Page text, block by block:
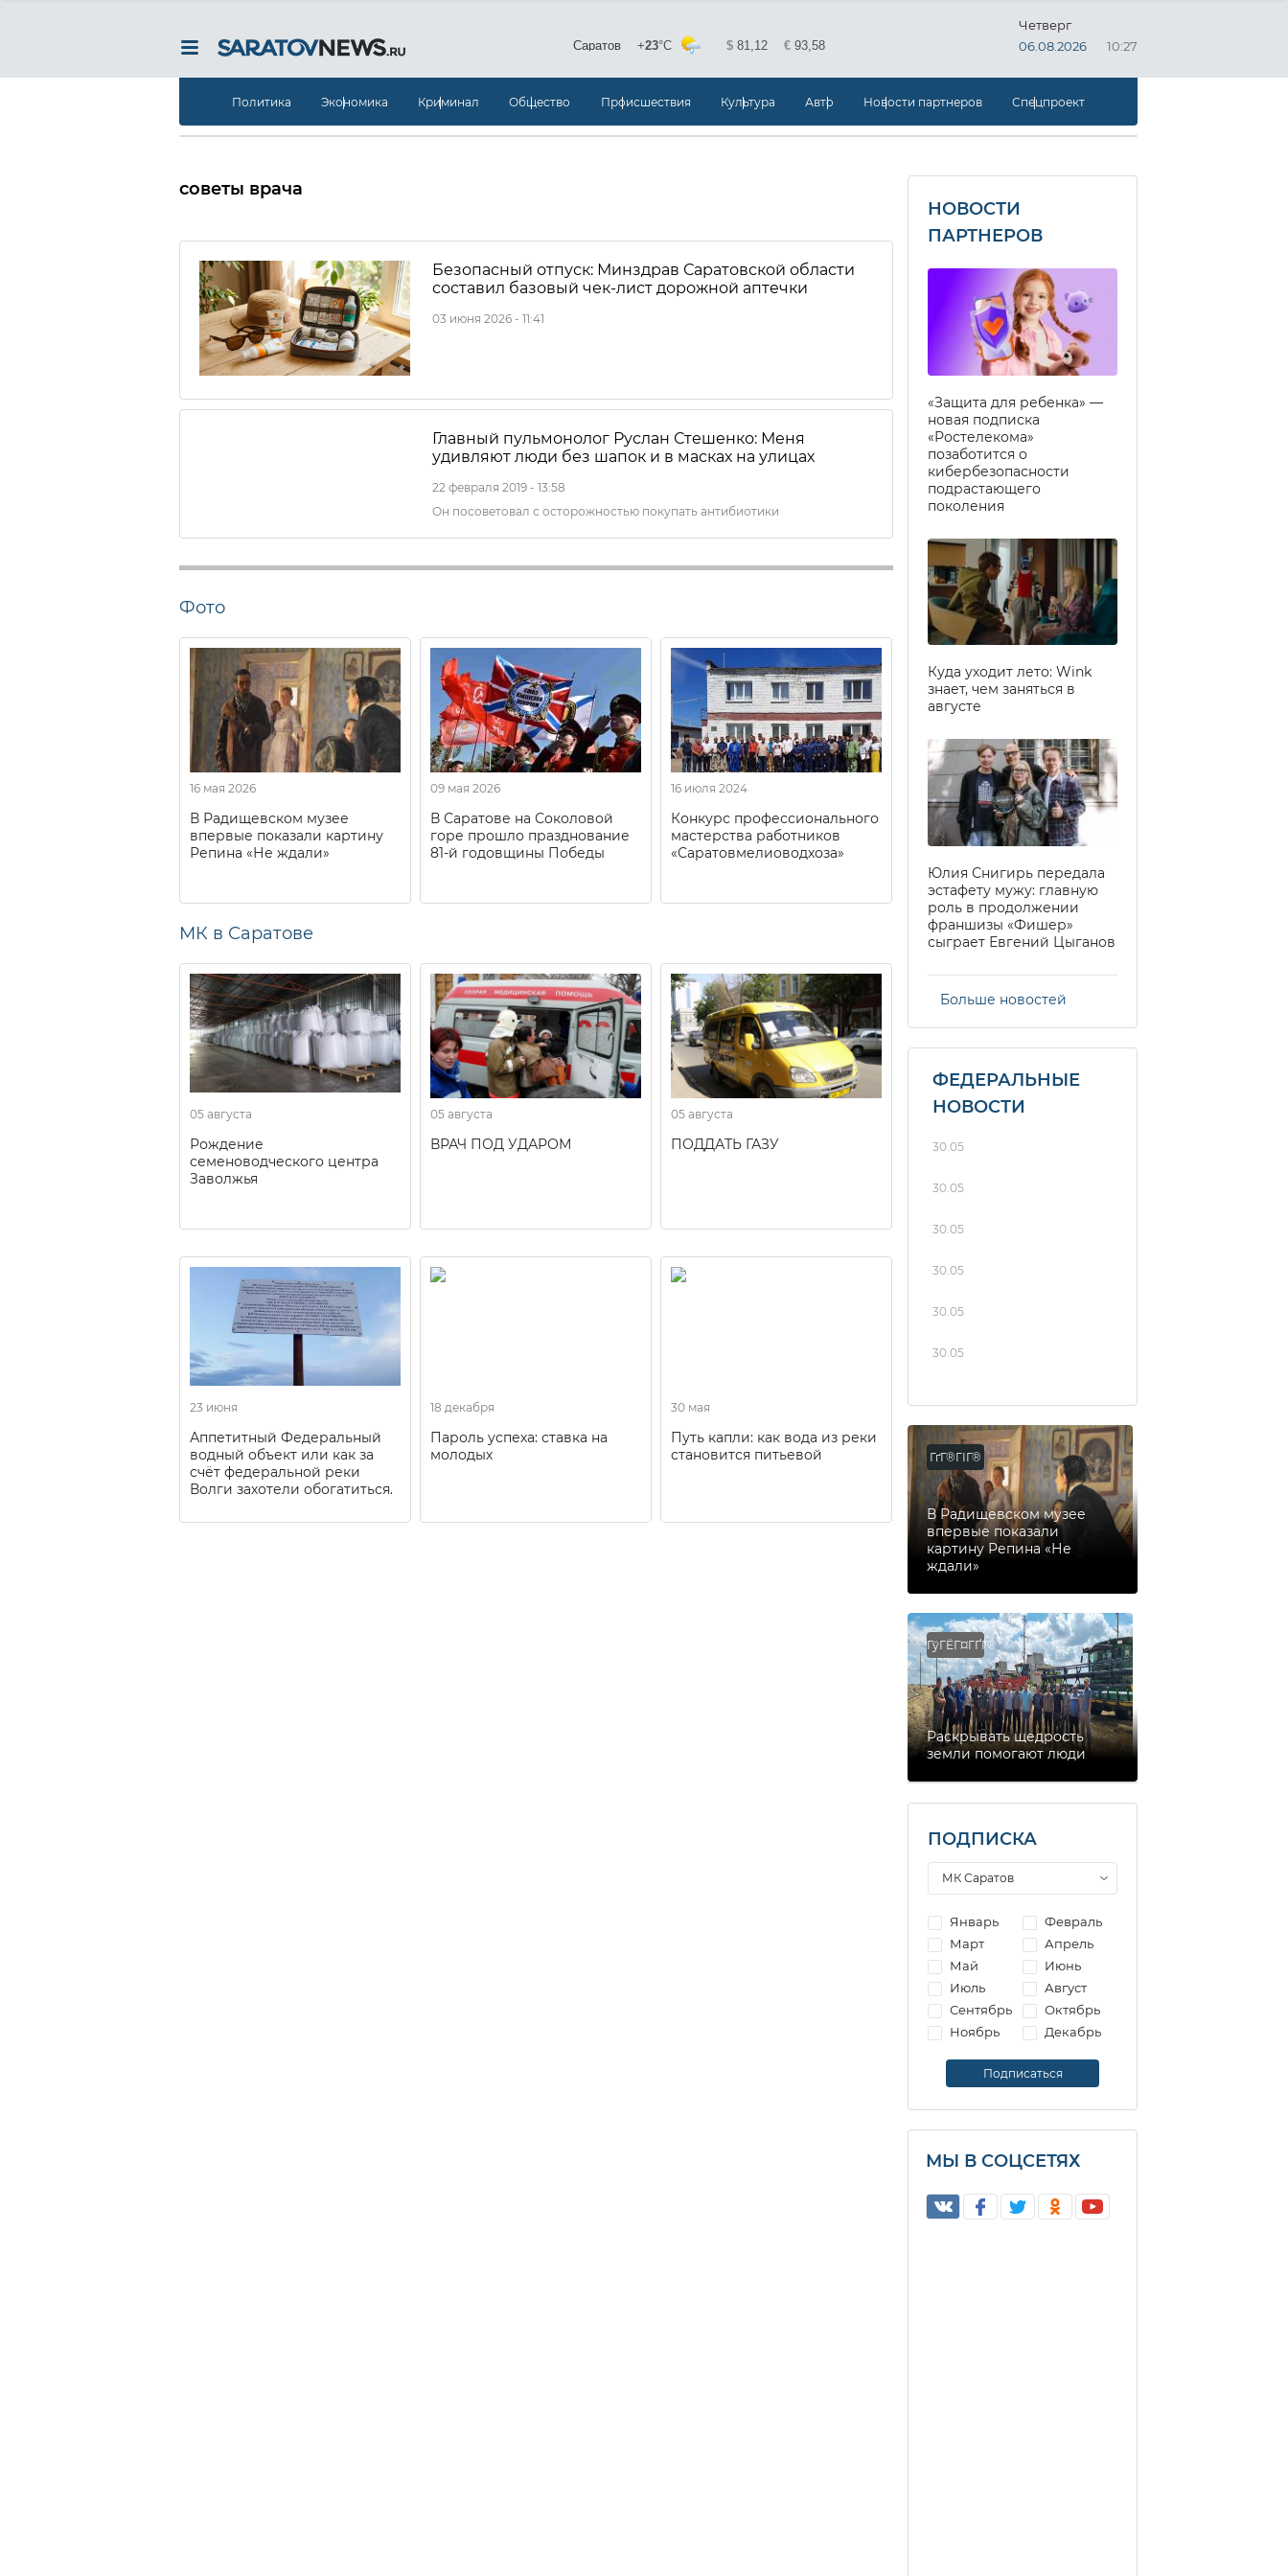
Четверг
06.08.2026
10:27
Политика Экономика Криминал Общество Происшествия Культура Авто Новости партнеров Спецпроект
советы врача
Безопасный отпуск: Минздрав Саратовской области
составил базовый чек-лист дорожной аптечки
03 июня 2026 - 11:41
Главный пульмонолог Руслан Стешенко: Меня
удивляют люди без шапок и в масках на улицах
22 февраля 2019 - 13:58
Он посоветовал с осторожностью покупать антибиотики
Фото
16 мая 2026
В Радищевском музее
впервые показали картину
Репина «Не ждали»
09 мая 2026
В Саратове на Соколовой
горе прошло празднование
81-й годовщины Победы
16 июля 2024
Конкурс профессионального
мастерства работников
«Саратовмелиоводхоза»
МК в Саратове
05 августа
Рождение
семеноводческого центра
Заволжья
05 августа
ВРАЧ ПОД УДАРОМ
05 августа
ПОДДАТЬ ГАЗУ
23 июня
Аппетитный Федеральный
водный объект или как за
счёт федеральной реки
Волги захотели обогатиться.
18 декабря
Пароль успеха: ставка на
молодых
30 мая
Путь капли: как вода из реки
становится питьевой
НОВОСТИ
ПАРТНЕРОВ
«Защита для ребенка» —
новая подписка
«Ростелекома»
позаботится о
кибербезопасности
подрастающего
поколения
Куда уходит лето: Wink
знает, чем заняться в
августе
Юлия Снигирь передала
эстафету мужу: главную
роль в продолжении
франшизы «Фишер»
сыграет Евгений Цыганов
Больше новостей
ФЕДЕРАЛЬНЫЕ
НОВОСТИ
30.05
30.05
30.05
30.05
30.05
30.05
ГґГ®ГІГ®
В Радищевском музее
впервые показали
картину Репина «Не
ждали»
ГўГЁГ¤ГҐГ®
Раскрывать щедрость
земли помогают люди
ПОДПИСКА
Январь
Февраль
Март
Апрель
Май
Июнь
Июль
Август
Сентябрь
Октябрь
Ноябрь
Декабрь
МЫ В СОЦСЕТЯХ